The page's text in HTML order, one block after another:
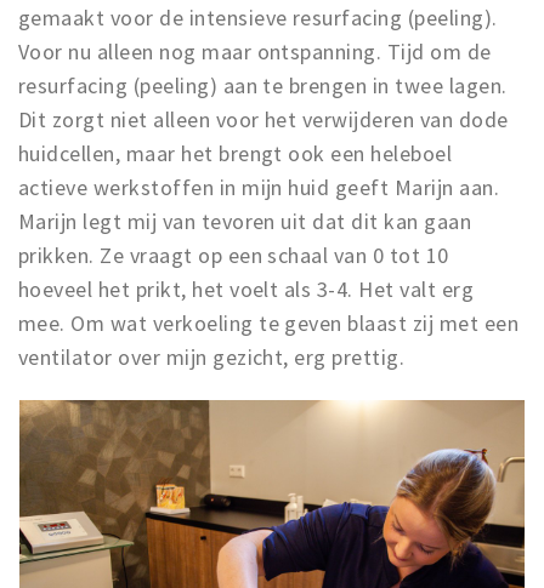
gemaakt voor de intensieve resurfacing (peeling).
Voor nu alleen nog maar ontspanning. Tijd om de
resurfacing (peeling) aan te brengen in twee lagen.
Dit zorgt niet alleen voor het verwijderen van dode
huidcellen, maar het brengt ook een heleboel
actieve werkstoffen in mijn huid geeft Marijn aan.
Marijn legt mij van tevoren uit dat dit kan gaan
prikken. Ze vraagt op een schaal van 0 tot 10
hoeveel het prikt, het voelt als 3-4. Het valt erg
mee. Om wat verkoeling te geven blaast zij met een
ventilator over mijn gezicht, erg prettig.